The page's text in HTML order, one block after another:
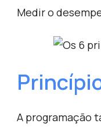
Medir o
A programação